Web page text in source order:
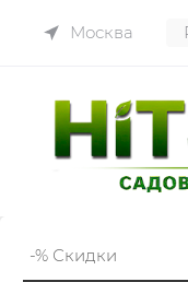
Москва
-% Скидки